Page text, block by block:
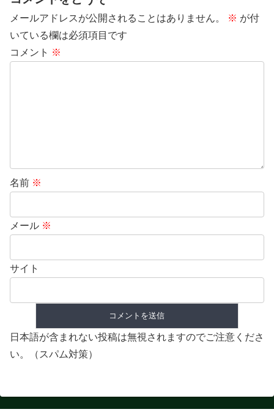
メールアドレスが公開されることはありません。 ※ が付
いている欄は必須項目です
コメント ※
名前 ※
メール ※
サイト
日本語が含まれない投稿は無視されますのでご注意くださ
い。（スパム対策）